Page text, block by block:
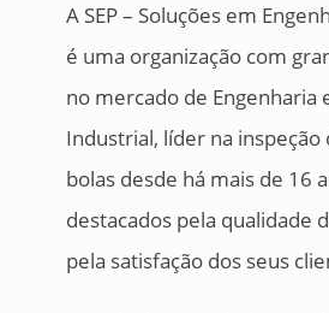
A SEP – Soluções em
é uma organização com
no mercado de Engenharia
Industrial, líder na inspeção
bolas desde há mais de 16
destacados pela qualidade
pela satisfação dos seus